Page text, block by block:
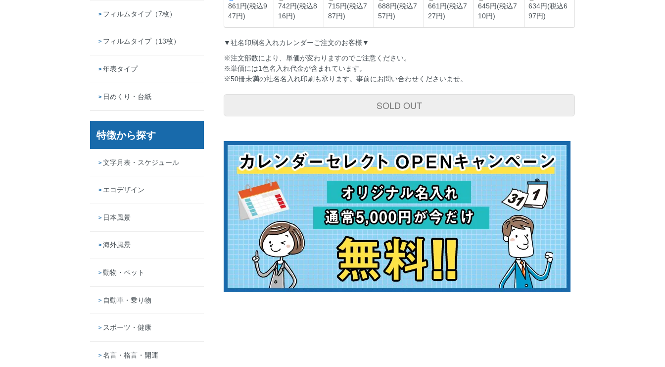
861円(税込9
47円)
742円(税込8
16円)
715円(税込7
87円)
688円(税込7
57円)
661円(税込7
27円)
645円(税込7
10円)
634円(税込6
97円)
▼社名印刷名入れカレンダーご注文のお客様▼
※注文部数により、単価が変わりますのでご注意ください。
※単価には1色名入れ代金が含まれています。
※50冊未満の社名名入れ印刷も承ります。事前にお問い合わせくださいませ。
SOLD OUT
フィルムタイプ（7枚）
フィルムタイプ（13枚）
年表タイプ
日めくり・台紙
特徴から探す
文字月表・スケジュール
エコデザイン
日本風景
海外風景
動物・ペット
自動車・乗り物
スポーツ・健康
名言・格言・開運